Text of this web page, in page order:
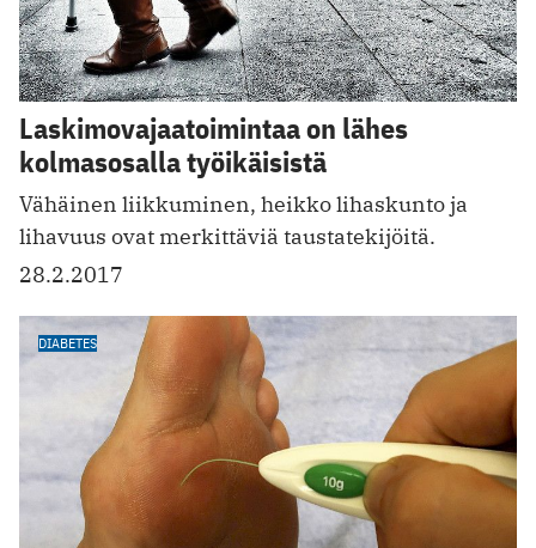
Laskimovajaatoimintaa on lähes
kolmasosalla työikäisistä
Vähäinen liikkuminen, heikko lihaskunto ja
lihavuus ovat merkittäviä taustatekijöitä.
28.2.2017
DIABETES